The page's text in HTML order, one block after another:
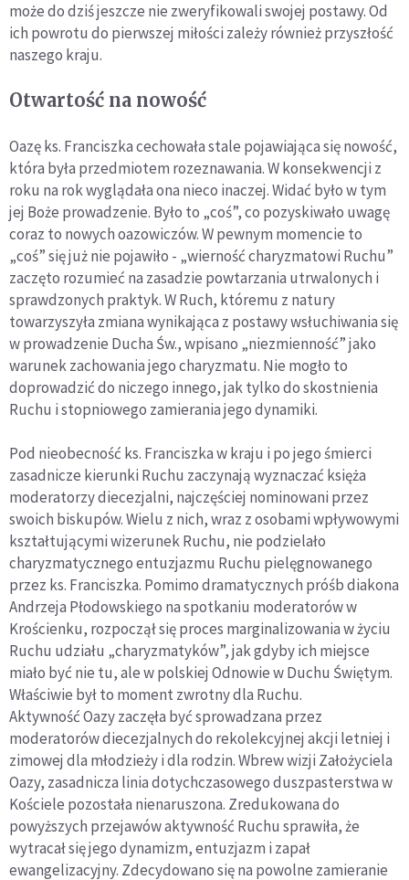
może do dziś jeszcze nie zweryfikowali swojej postawy. Od
ich powrotu do pierwszej miłości zależy również przyszłość
naszego kraju.
Otwartość na nowość
Oazę ks. Franciszka cechowała stale pojawiająca się nowość,
która była przedmiotem rozeznawania. W konsekwencji z
roku na rok wyglądała ona nieco inaczej. Widać było w tym
jej Boże prowadzenie. Było to „coś”, co pozyskiwało uwagę
coraz to nowych oazowiczów. W pewnym momencie to
„coś” się już nie pojawiło - „wierność charyzmatowi Ruchu”
zaczęto rozumieć na zasadzie powtarzania utrwalonych i
sprawdzonych praktyk. W Ruch, któremu z natury
towarzyszyła zmiana wynikająca z postawy wsłuchiwania się
w prowadzenie Ducha Św., wpisano „niezmienność” jako
warunek zachowania jego charyzmatu. Nie mogło to
doprowadzić do niczego innego, jak tylko do skostnienia
Ruchu i stopniowego zamierania jego dynamiki.
Pod nieobecność ks. Franciszka w kraju i po jego śmierci
zasadnicze kierunki Ruchu zaczynają wyznaczać księża
moderatorzy diecezjalni, najczęściej nominowani przez
swoich biskupów. Wielu z nich, wraz z osobami wpływowymi
kształtującymi wizerunek Ruchu, nie podzielało
charyzmatycznego entuzjazmu Ruchu pielęgnowanego
przez ks. Franciszka. Pomimo dramatycznych próśb diakona
Andrzeja Płodowskiego na spotkaniu moderatorów w
Krościenku, rozpoczął się proces marginalizowania w życiu
Ruchu udziału „charyzmatyków”, jak gdyby ich miejsce
miało być nie tu, ale w polskiej Odnowie w Duchu Świętym.
Właściwie był to moment zwrotny dla Ruchu.
Aktywność Oazy zaczęła być sprowadzana przez
moderatorów diecezjalnych do rekolekcyjnej akcji letniej i
zimowej dla młodzieży i dla rodzin. Wbrew wizji Założyciela
Oazy, zasadnicza linia dotychczasowego duszpasterstwa w
Kościele pozostała nienaruszona. Zredukowana do
powyższych przejawów aktywność Ruchu sprawiła, że
wytracał się jego dynamizm, entuzjazm i zapał
ewangelizacyjny. Zdecydowano się na powolne zamieranie